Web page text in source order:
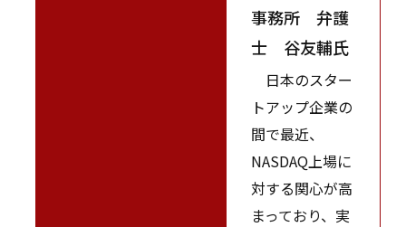
事務所 弁護
士 谷友輔氏
日本のスター
トアップ企業の
間で最近、
NASDAQ上場に
対する関心が高
まっており、実